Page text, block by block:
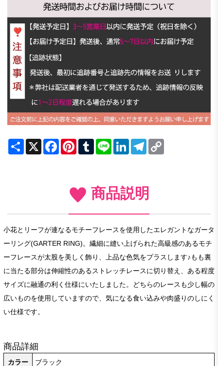
Share X FacebookPinterestTumblrLine LinkedInTelegram
商品説明
小花とリーフが連なるモチーフレースを使用したエレガントなガータ
ーリング(GARTER RING)。繊細に縫い上げられた高級感のあるモチ
ーフレースが太股を美しく飾り、上品な色気をプラスします♪もも裏
に当たる部分は伸縮性のあるストレッチレースに切り替え、ある程度
サイズに融通の利く仕様にいたしました。どちらのレースも少し幅の
広いものを使用していますので、気になる食い込みや肉盛りのしにく
い仕様です。
商品詳細
カラー ブラック